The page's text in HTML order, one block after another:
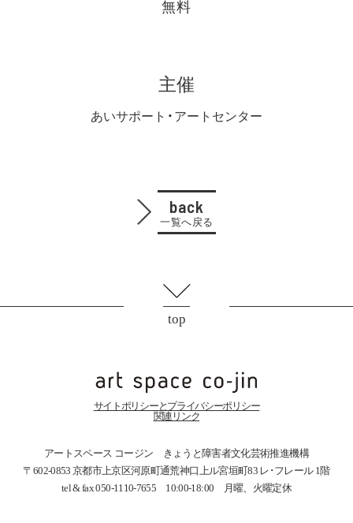
無料
主催
あいサポート・アートセンター
back
一覧へ戻る
top
サイトポリシーとプライバシーポリシー
関連リンク
アートスペース コージン きょうと障害者文化芸術推進機構
〒602-0853 京都市上京区河原町通荒神口上ル宮垣町83 レ･フレール 1階
tel & fax 050-1110-7655 10:00-18:00 月曜、火曜定休